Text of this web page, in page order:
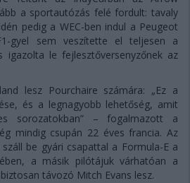
a sportautózás felé fordult: tavaly
pedig a WEC-ben indul a Peugeot
gyel sem veszítette el teljesen a
igazolta le fejlesztőversenyzőnek az
lesz Pourchaire számára: „Ez a
és a legnagyobb lehetőség, amit
sorozatokban” – fogalmazott a
mindig csupán 22 éves francia. Az
be gyári csapattal a Formula-E a
a másik pilótájuk várhatóan a
távozó Mitch Evans lesz.